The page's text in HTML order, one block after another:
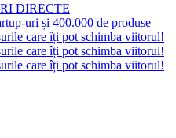
DIRECTE
uri și 400.000 de produse
care îți pot schimba viitorul!
care îți pot schimba viitorul!
care îți pot schimba viitorul!